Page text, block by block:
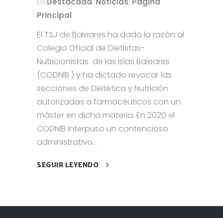
Principal
El TSJ de Baleares ha dado la razón al
Colegio Oficial de Dietistas-
Nutricionistas de las Islas Baleares
(CODNIB ) y ha dictado revocar las
secciones de Dietética y Nutrición
autorizadas a farmacéuticos con un
máster en dicha materia. En 2020 el
CODNIB interpuso un contencioso
administrativo...
SEGUIR LEYENDO